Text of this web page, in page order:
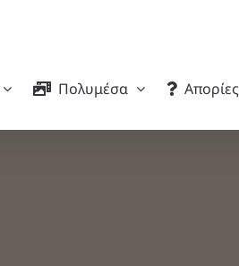
Πολυμέσα Απορίες